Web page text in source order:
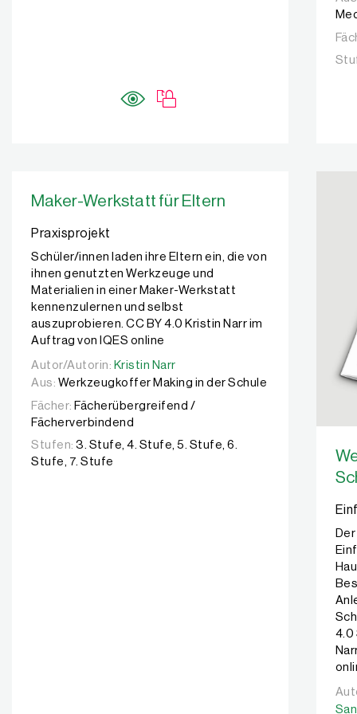
Maker-Werkstatt für Eltern
Praxisprojekt
Schüler/innen laden ihre Eltern ein, die von
ihnen genutzten Werkzeuge und
Materialien in einer Maker-Werkstatt
kennenzulernen und selbst
auszuprobieren. CC BY 4.0 Kristin Narr im
Auftrag von IQES online
Autor/Autorin: Kristin Narr
Autor/Autorin: Kristin Narr
Aus: Werkzeugkoffer Making in der Schule
Fächer: Fächerübergreifend /
Fächerverbindend
Stufen: 3. Stufe, 4. Stufe, 5. Stufe, 6.
Stufe, 7. Stufe
4.0